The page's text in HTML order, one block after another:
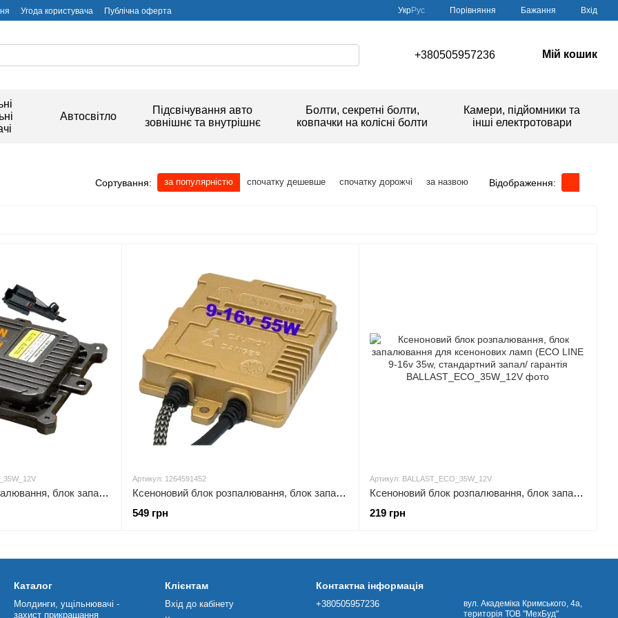
Угода користувача Публічна оферта УкрРус Порівняння Бажання Вхід
+380505957236 Мій кошик
Автосвітло
Підсвічування авто
зовнішнє та внутрішнє
Болти, секретні болти,
ковпачки на колісні болти
Камери, підйомники та
інші електротовари
Сортування: за популярністю спочатку дешевше спочатку дорожчі за назвою Відображення:
Ксеноновий блок розпалювання, блок запалювання для ксенонових ламп (PREMIUM DC 9-16v 35w, швидке розпалювання/ гарантія
Артикул: 1264591452
Ксеноновий блок розпалювання, блок запалювання для ксенонових ламп (PREMIUM CAN BUS AC 9-16v 55w, швидке розпалювання/
549 грн
Артикул: BALLAST_ECO_35W_12V
Ксеноновий блок розпалювання, блок запалювання для ксенонових ламп (ECO LINE 9-16v 35w, стандартний запал/ гарантія
219 грн
Каталог
Молдинги, ущільнювачі -
захист прикрашання
Клієнтам
Вхід до кабінету
Контактна інформація
+380505957236
вул. Академіка Кримського, 4а,
територія ТОВ "МехБуд"